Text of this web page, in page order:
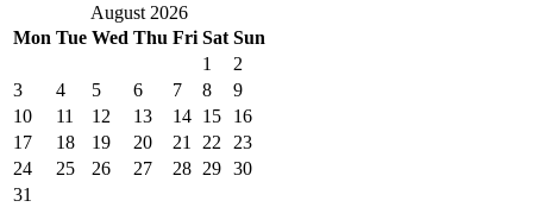
August 2026
Mon Tue Wed Thu Fri Sat Sun
1
2
3
4 5 6 7 8
9
10
11 12 13 14 15
16
17
18 19 20 21 22
23
24
25 26 27 28 29 30
31